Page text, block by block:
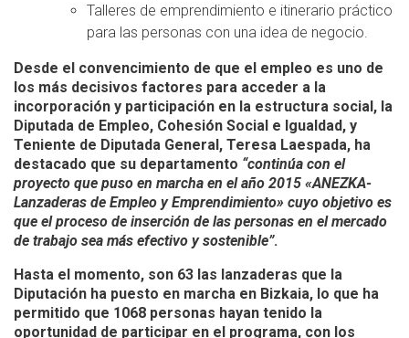
Talleres de emprendimiento e itinerario práctico
para las personas con una idea de negocio.
Desde el convencimiento de que el empleo es uno de
los más decisivos factores para acceder a la
incorporación y participación en la estructura social, la
Diputada de Empleo, Cohesión Social e Igualdad, y
Teniente de Diputada General, Teresa Laespada, ha
destacado que su departamento “continúa con el
proyecto que puso en marcha en el año 2015 «ANEZKA-
Lanzaderas de Empleo y Emprendimiento» cuyo objetivo es
que el proceso de inserción de las personas en el mercado
de trabajo sea más efectivo y sostenible”.
Hasta el momento, son 63 las lanzaderas que la
Diputación ha puesto en marcha en Bizkaia, lo que ha
permitido que 1068 personas hayan tenido la
oportunidad de participar en el programa, con los